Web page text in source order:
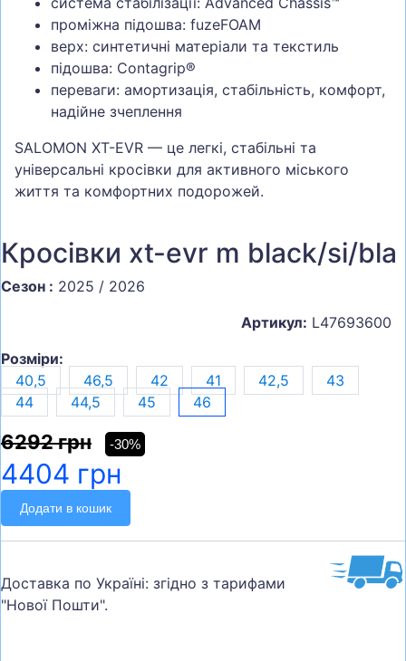
проміжна підошва: fuzeFOAM
верх: синтетичні матеріали та текстиль
підошва: Contagrip®
переваги: амортизація, стабільність, комфорт,
надійне зчеплення
SALOMON XT-EVR — це легкі, стабільні та
універсальні кросівки для активного міського
життя та комфортних подорожей.
Кросівки xt-evr m black/si/bla
Сезон : 2025 / 2026
Артикул: L47693600
Розміри:
40,5
46,5 42 41 42,5
43
44
44,5 45 46
6292 грн -30%
4404 грн
Додати в кошик
Доставка по Україні: згідно з тарифами
"Нової Пошти".